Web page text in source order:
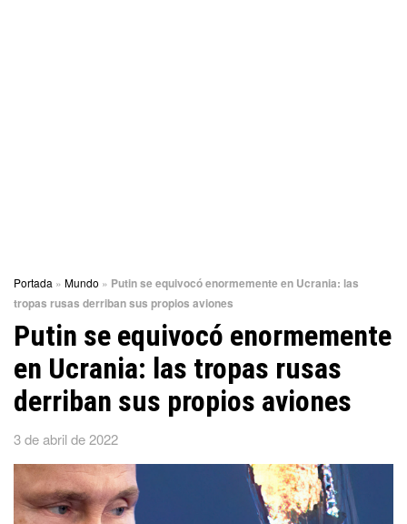
Portada » Mundo » Putin se equivocó enormemente en Ucrania: las
tropas rusas derriban sus propios aviones
Putin se equivocó enormemente
en Ucrania: las tropas rusas
derriban sus propios aviones
3 de abril de 2022